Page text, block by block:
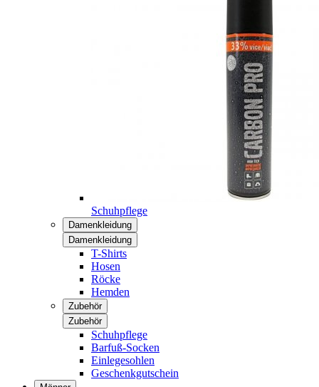
Schuhpflege
Damenkleidung
Damenkleidung
T-Shirts
Hosen
Röcke
Hemden
Zubehör
Zubehör
Schuhpflege
Barfuß-Socken
Einlegesohlen
Geschenkgutschein